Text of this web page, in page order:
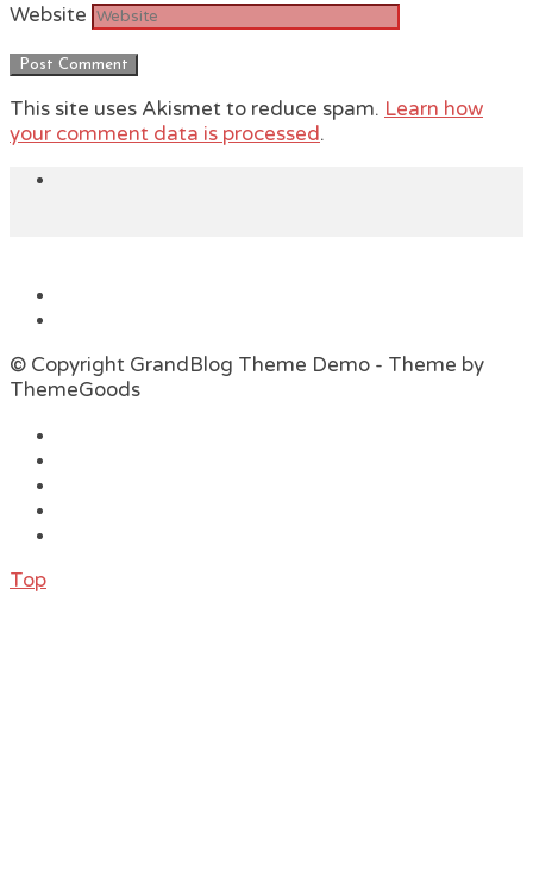
Website
This site uses Akismet to reduce spam. Learn how
your comment data is processed.
© Copyright GrandBlog Theme Demo - Theme by
ThemeGoods
Top